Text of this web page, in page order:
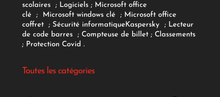
scolaires; Logiciels ; Microsoft office
clé
; Microsoft windows clé; Microsoft office
coffret ; Sécurité informatiqueKaspersky ; Lecteur
de code barres
; Compteuse de billet; Classements
; Protection Covid .
Toutes les catégories